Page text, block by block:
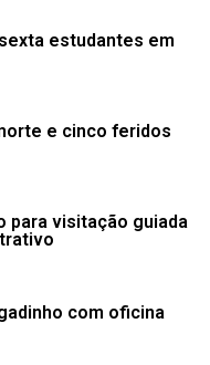
estudantes em
e cinco feridos
para visitação guiada
com oficina